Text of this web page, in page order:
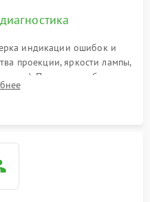
индикации ошибок и
проекции, яркости лампы,
пятна). Проверка работы
шума вентиляторов.